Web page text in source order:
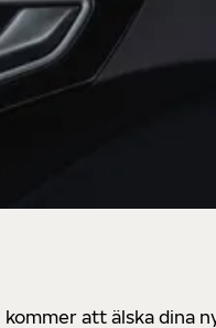
att älska dina